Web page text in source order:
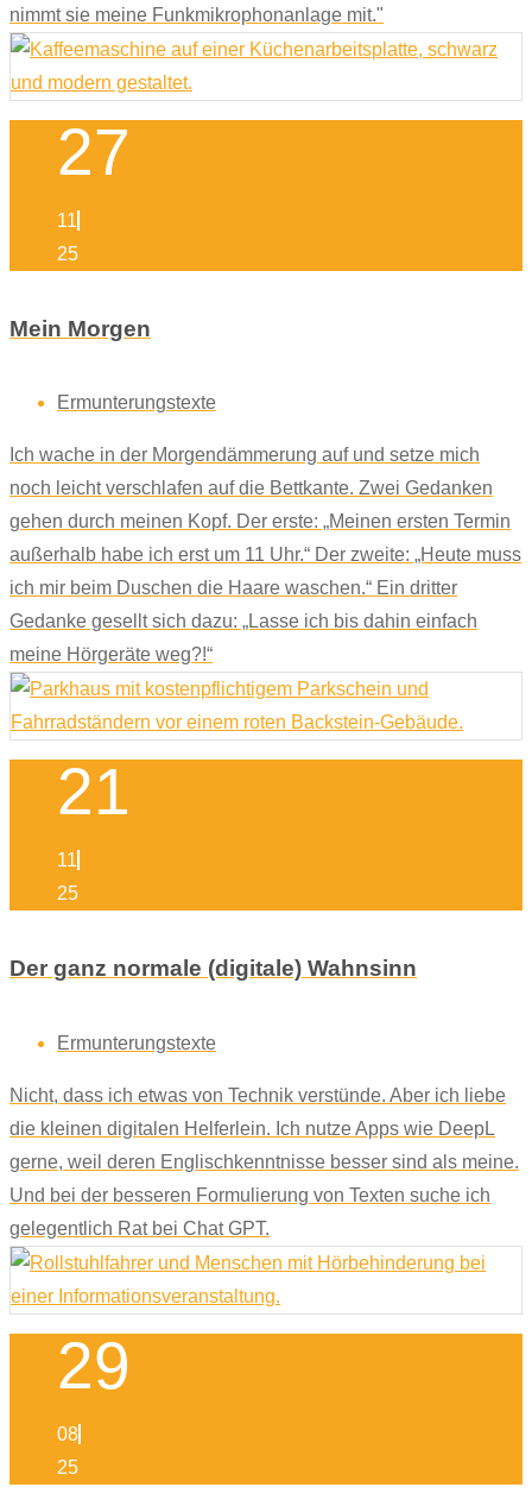
nimmt sie meine Funkmikrophonanlage mit."
27
11
25
Mein Morgen
Ermunterungstexte
Ich wache in der Morgendämmerung auf und setze mich
noch leicht verschlafen auf die Bettkante. Zwei Gedanken
gehen durch meinen Kopf. Der erste: „Meinen ersten Termin
außerhalb habe ich erst um 11 Uhr.“ Der zweite: „Heute muss
ich mir beim Duschen die Haare waschen.“ Ein dritter
Gedanke gesellt sich dazu: „Lasse ich bis dahin einfach
meine Hörgeräte weg?!“
21
11
25
Der ganz normale (digitale) Wahnsinn
Ermunterungstexte
Nicht, dass ich etwas von Technik verstünde. Aber ich liebe
die kleinen digitalen Helferlein. Ich nutze Apps wie DeepL
gerne, weil deren Englischkenntnisse besser sind als meine.
Und bei der besseren Formulierung von Texten suche ich
gelegentlich Rat bei Chat GPT.
29
08
25